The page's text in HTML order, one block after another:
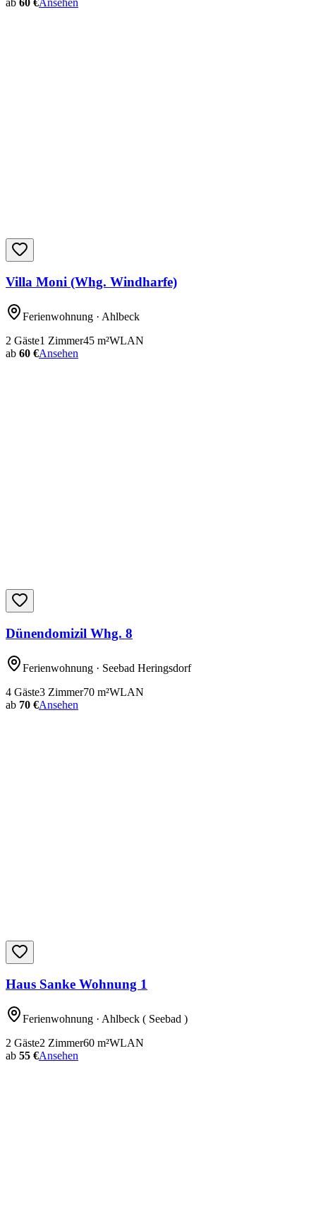
Villa Moni (Whg. Windharfe)
Ferienwohnung · Ahlbeck
2 Gäste1 Zimmer45 m²WLAN
ab 60 €Ansehen
Dünendomizil Whg. 8
Ferienwohnung · Seebad Heringsdorf
4 Gäste3 Zimmer70 m²WLAN
ab 70 €Ansehen
Haus Sanke Wohnung 1
Ferienwohnung · Ahlbeck ( Seebad )
2 Gäste2 Zimmer60 m²WLAN
ab 55 €Ansehen